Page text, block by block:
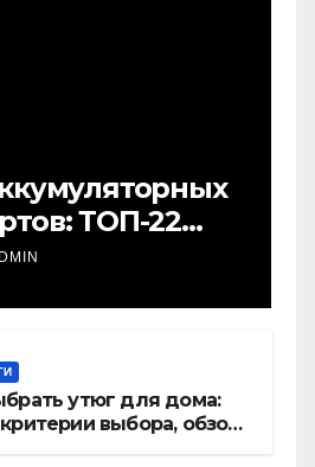
ТОП-22
2024 года
утюг для дома:
выбора, обзор